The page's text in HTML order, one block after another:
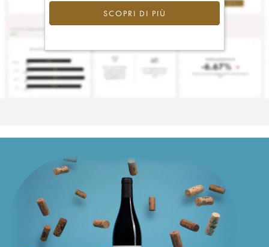
SCOPRI DI PIÙ